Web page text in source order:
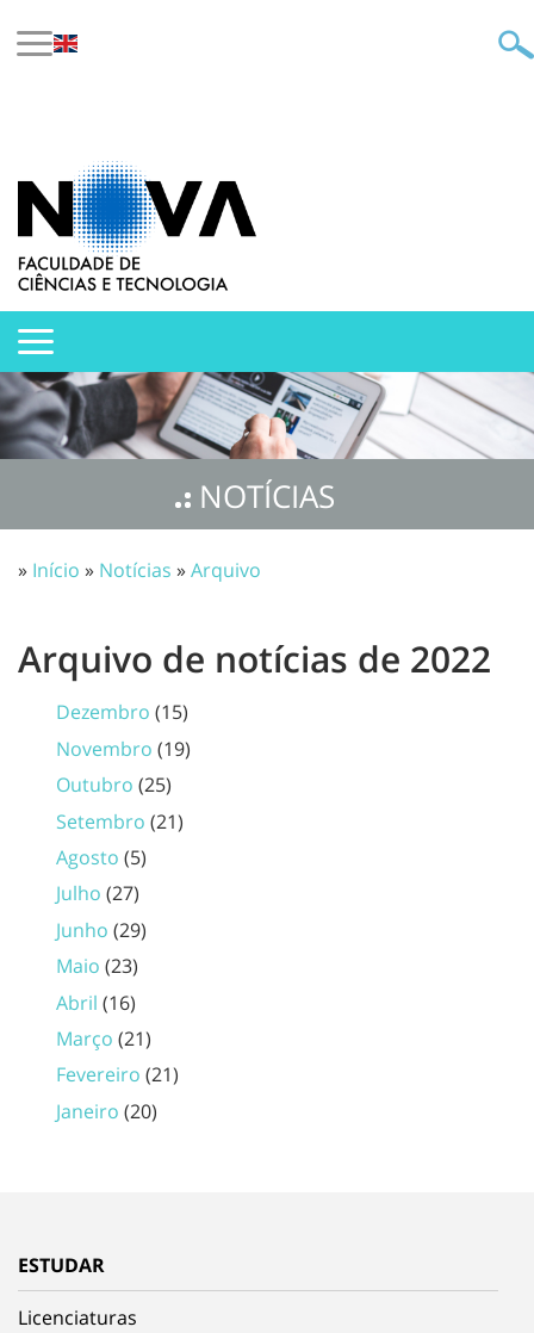
NOTÍCIAS
» Início » Notícias »Arquivo
Arquivo de notícias de 2022
Dezembro (15)
Novembro (19)
Outubro (25)
Setembro (21)
Agosto (5)
Julho (27)
Junho (29)
Maio (23)
Abril (16)
Março (21)
Fevereiro (21)
Janeiro (20)
ESTUDAR
Licenciaturas